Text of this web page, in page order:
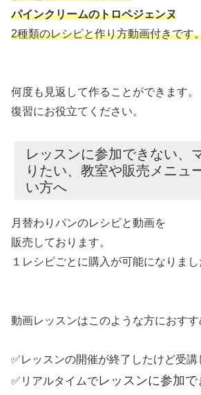
パインクリームのトロペジェンヌ
2種類のレシピと作り方動画付きです
何度も見返して作ることができます。
復習にお役立てください。
レッスンに参加できない、
りたい、教室や販売メニュ
い方へ
月替わりパンのレシピと動画を
販売しております。
１レシピごとに購入が可能になりまし
動画レッスンはこのような方におすす
✅レッスンの開催が終了したけど受講
✅リアルタイムでレッスンに参加で